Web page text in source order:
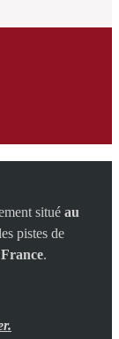
situé au
pistes de
France.